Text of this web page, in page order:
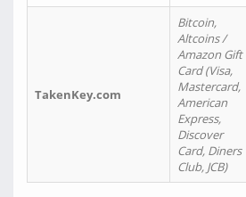
TakenKey.com
Bitcoin,
Altcoins /
Amazon Gift
Card (Visa,
Mastercard,
American
Express,
Discover
Card, Diners
Club, JCB)